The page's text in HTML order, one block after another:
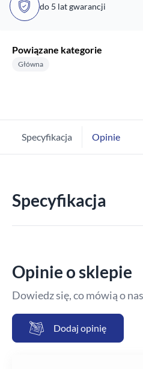
do 5 lat gwarancji
Powiązane kategorie
Główna
Specyfikacja Opinie
Specyfikacja
Opinie o sklepie
Dowiedz się, co mówią o
Dodaj opinię